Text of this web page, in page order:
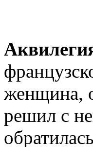
женщина,
решил с